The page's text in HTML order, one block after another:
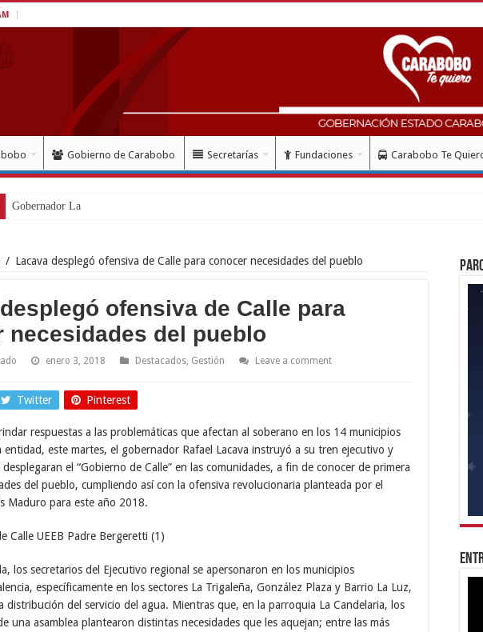
Gobierno de Carabobo Secretarías Fundaciones Carabobo Te
Gobernador Lacava a un mes del doblete
/ Lacava desplegó ofensiva de Calle para conocer necesidades del pueblo
ofensiva de Calle para
necesidades del pueblo
enero 3, 2018 Destacados Gestión
Leave a comment
Twitter Pinterest
respuestas a las problemáticas que afectan al soberano en los 14 municipios
entidad, este martes, el gobernador Rafael Lacava instruyó a su tren ejecutivo y
el “Gobierno de Calle” en las comunidades, a fin de conocer de primera
del pueblo, cumpliendo así con la ofensiva revolucionaria planteada por el
Maduro para este año 2018.
los secretarios del Ejecutivo regional se apersonaron en los municipios
específicamente en los sectores La Trigaleña, González Plaza y Barrio La Luz,
distribución del servicio del agua. Mientras que, en la parroquia La Candelaria, los
una asamblea plantearon distintas necesidades que les aquejan; entre las más